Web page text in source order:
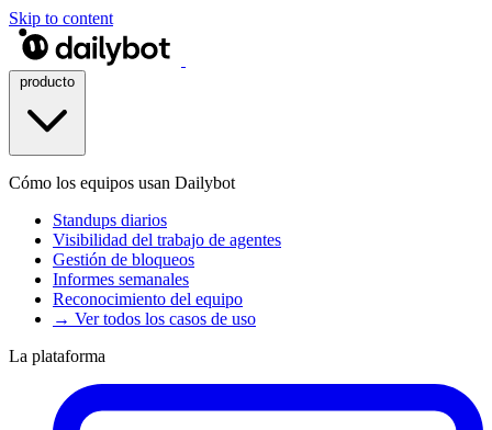
Skip to content
Cómo los equipos usan Dailybot
Standups diarios
Visibilidad del trabajo de agentes
Gestión de bloqueos
Informes semanales
Reconocimiento del equipo
→ Ver todos los casos de uso
La plataforma